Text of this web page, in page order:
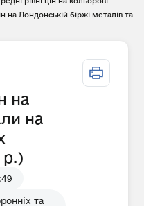
на Лондонській біржі металів та
на
на
р.)
та